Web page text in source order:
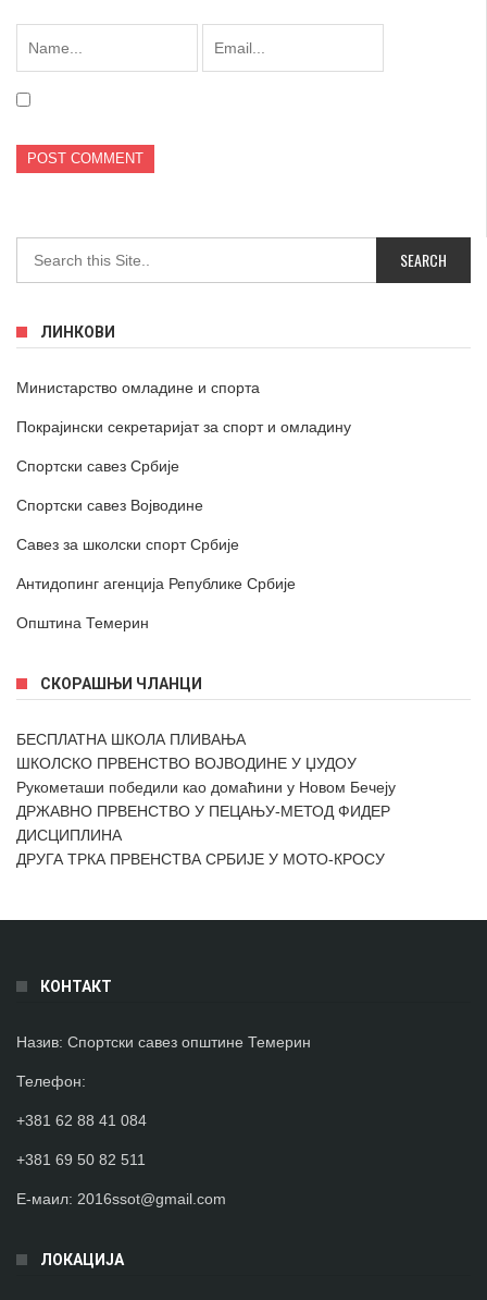
ЛИНКОВИ
Министарство омладине и спорта
Покрајински секретаријат за спорт и омладину
Спортски савез Србије
Спортски савез Војводине
Савез за школски спорт Србије
Антидопинг агенција Републике Србије
Општина Темерин
СКОРАШЊИ ЧЛАНЦИ
БЕСПЛАТНА ШКОЛА ПЛИВАЊА
ШКОЛСКО ПРВЕНСТВО ВОЈВОДИНЕ У ЏУДОУ
Рукометаши победили као домаћини у Новом Бечеју
ДРЖАВНО ПРВЕНСТВО У ПЕЦАЊУ-МЕТОД ФИДЕР
ДИСЦИПЛИНА
ДРУГА ТРКА ПРВЕНСТВА СРБИЈЕ У МОТО-КРОСУ
КОНТАКТ
Назив: Спортски савез општине Темерин
Телефон:
+381 62 88 41 084
+381 69 50 82 511
Е-маил: 2016ssot@gmail.com
ЛОКАЦИЈА